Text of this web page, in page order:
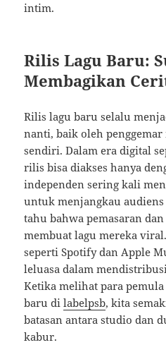
intim.
Rilis Lagu Baru:
Membagikan
Rilis lagu baru selalu
nanti, baik oleh
sendiri. Dalam era digital
rilis bisa diakses hanya
independen sering kali
untuk menjangkau
tahu bahwa pemasaran
membuat lagu mereka
seperti Spotify dan Apple
leluasa dalam
Ketika melihat para
baru dilabelpsb, kita
batasan antara studio dan
kabur.